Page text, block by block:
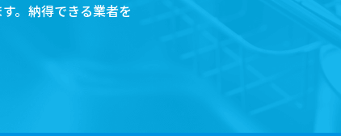
。納得できる業者を